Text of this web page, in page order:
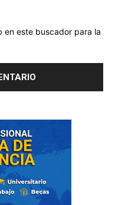
en este buscador para la